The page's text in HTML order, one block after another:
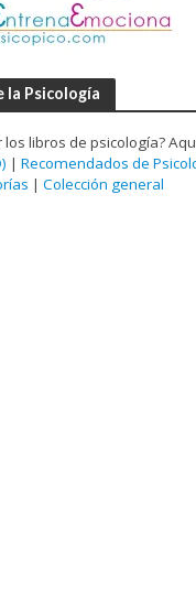
la Psicología
libros de psicología?
| Recomendados de
| Colección general